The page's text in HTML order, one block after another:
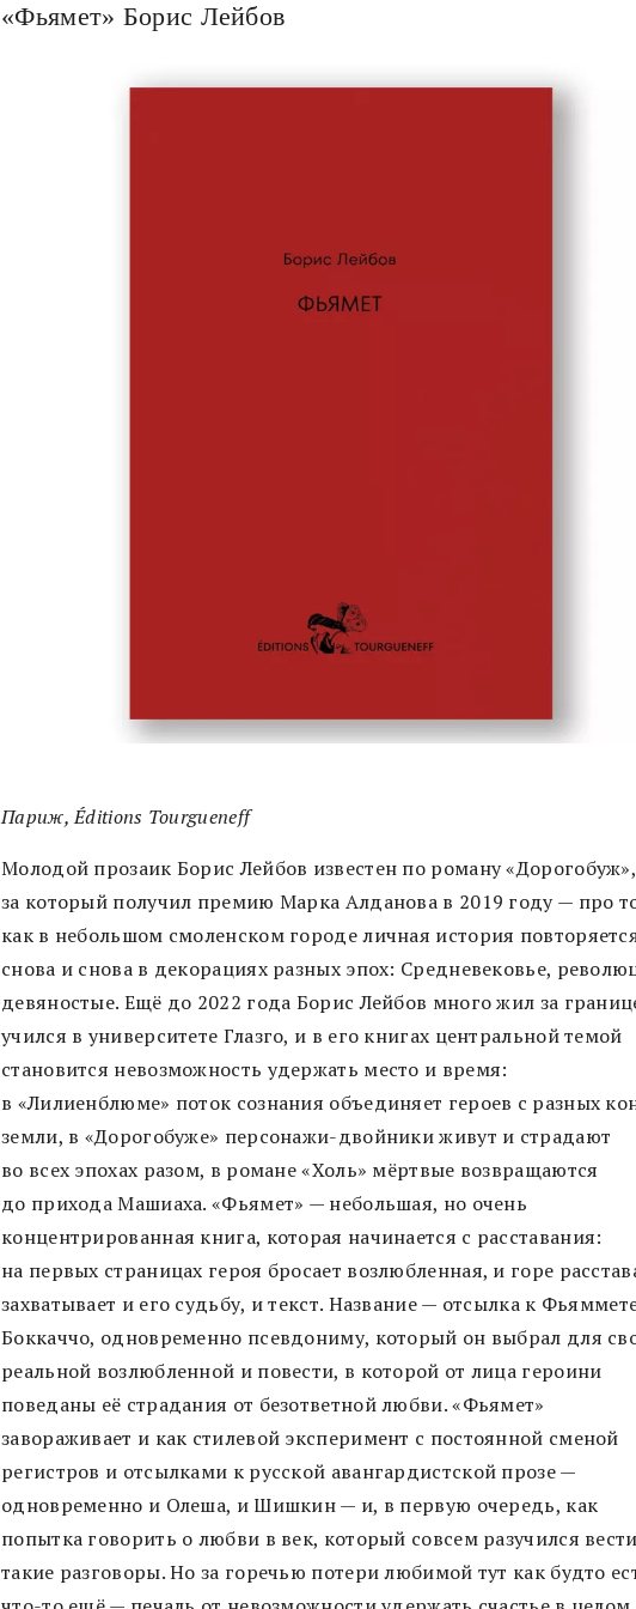
«Фьямет» Борис Лейбов
Париж, Éditions Tourgueneff
Молодой прозаик Борис Лейбов известен по роману «Дорогобуж»,
за который получил премию Марка Алданова в 2019 году — про
как в небольшом смоленском городе личная история
снова и снова в декорациях разных эпох: Средневековье,
девяностые. Ещё до 2022 года Борис Лейбов много жил за
учился в университете Глазго, и в его книгах центральной темой
становится невозможность удержать место и время:
в «Лилиенблюме» поток сознания объединяет героев с разных
земли, в «Дорогобуже» персонажи-двойники живут и страдают
во всех эпохах разом, в романе «Холь» мёртвые возвращаются
до прихода Машиаха. «Фьямет» — небольшая, но очень
концентрированная книга, которая начинается с расставания:
на первых страницах героя бросает возлюбленная, и горе
захватывает и его судьбу, и текст. Название — отсылка к
Боккаччо, одновременно псевдониму, который он выбрал для
реальной возлюбленной и повести, в которой от лица героини
поведаны её страдания от безответной любви. «Фьямет»
завораживает и как стилевой эксперимент с постоянной сменой
регистров и отсылками к русской авангардистской прозе —
одновременно и Олеша, и Шишкин — и, в первую очередь, как
попытка говорить о любви в век, который совсем разучился вести
такие разговоры. Но за горечью потери любимой тут как будто